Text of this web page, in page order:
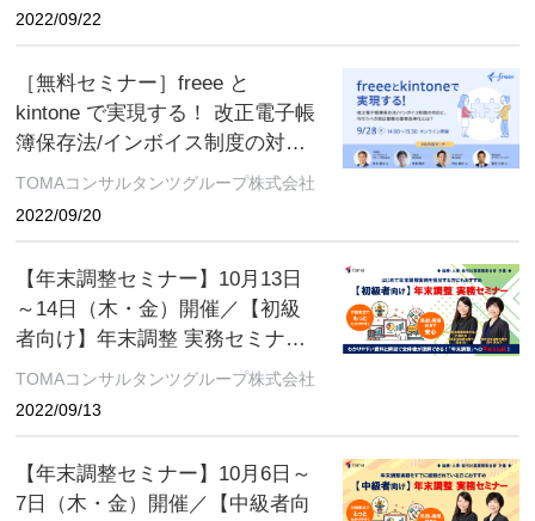
2022/09/22
［無料セミナー］freee と
kintone で実現する！ 改正電子帳
簿保存法/インボイス制度の対応
と、今行うべき周辺業務の業務
TOMAコンサルタンツグループ株式会社
2022/09/20
【年末調整セミナー】10月13日
～14日（木・金）開催／【初級
者向け】年末調整 実務セミナー
〔オンライン〕＆〔オンデマン
TOMAコンサルタンツグループ株式会社
2022/09/13
【年末調整セミナー】10月6日～
7日（木・金）開催／【中級者向